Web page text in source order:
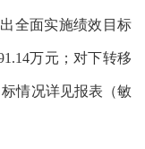
全面实施绩效目标
万元；对下转移
情况详见报表（敏